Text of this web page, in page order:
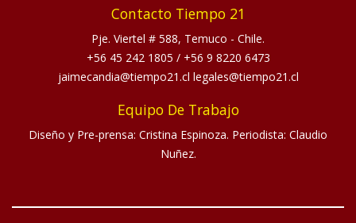
Contacto Tiempo 21
Pje. Viertel # 588, Temuco - Chile.
+56 45 242 1805 / +56 9 8220 6473
jaimecandia@tiempo21.cl legales@tiempo21.cl
Equipo De Trabajo
Diseño y Pre-prensa: Cristina Espinoza. Periodista: Claudio
Nuñez.